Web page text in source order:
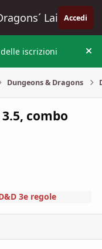
Lair Accedi
iscrizioni
Dungeons & Dragons
combo
3e regole